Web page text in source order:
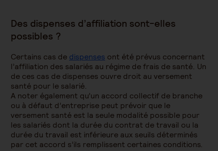
Des dispenses d’affiliation sont-elles
possibles ?
Certains cas de dispenses ont été prévus concernant
l’affiliation des salariés au régime de frais de santé. Un
de ces cas de dispenses ouvre droit au versement
santé pour le salarié.
A noter également qu’un accord collectif de branche
ou à défaut d’entreprise peut prévoir que le
versement santé est la seule modalité possible pour
les salariés dont la durée du contrat de travail ou la
durée du travail est inférieure aux seuils déterminés
par cet accord s’ils remplissent certaines conditions.